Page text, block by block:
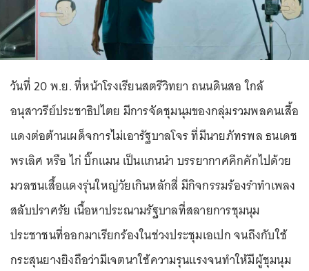
วันที่ 20 พ.ย. ที่หน้าโรงเรียนสตรีวิทยา ถนนดินสอ ใกล้
อนุสาวรีย์ประชาธิปไตย มีการจัดชุมนุมของกลุ่มรวมพลคนเสื้อ
แดงต่อต้านเผด็จการไม่เอารัฐบาลโจร ที่มีนายภัทรพล ธนเดช
พรเลิศ หรือ ไก่ บิ๊กแมน เป็นแกนนำ บรรยากาศคึกคักไปด้วย
มวลชนเสื้อแดงรุ่นใหญ่วัยเกินหลักสี่ มีกิจกรรมร้องรำทำเพลง
สลับปราศรัย เนื้อหาประณามรัฐบาลที่สลายการชุมนุม
ประชาชนที่ออกมาเรียกร้องในช่วงประชุมเอเปก จนถึงกับใช้
กระสุนยางยิงถือว่ามีเจตนาใช้ความรุนเเรงจนทำให้มีผู้ชุมนุม